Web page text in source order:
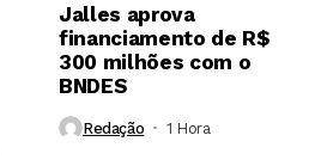
Jalles aprova
financiamento de R$
300 milhões com o
BNDES
Redação 1 Hora ⁮